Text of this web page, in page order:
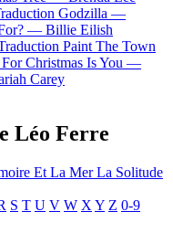
Godzilla —
— Billie Eilish
Paint The Town
Christmas Is You —
Carey
Léo Ferre
Et La MerLa Solitude
S T U V W X Y Z 0-9